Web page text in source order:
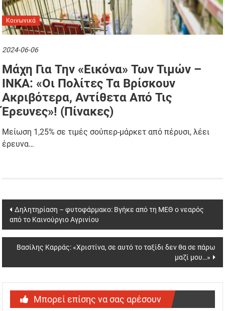
Κοινωνικά
2024-06-06
Μάχη Για Την «εικόνα» Των Τιμών –
ΙΝΚΑ: «Οι Πολίτες Τα Βρίσκουν
Ακριβότερα, Αντίθετα Από Τις
Έρευνες»! (Πίνακες)
Μείωση 1,25% σε τιμές σούπερ-μάρκετ από πέρυσι, λέει
έρευνα…
Post
navigation
Δηλητηρίαση – φυτοφάρμακο: Βγήκε από τη ΜΕΘ ο νεαρός
από το Καινούργιο Αγρινίου
Βασίλης Καρράς: «Χριστίνα, σε αυτό το ταξίδι δεν θα σε πάρω
μαζί μου…»
Μπορεί επίσης να σας αρέσουν